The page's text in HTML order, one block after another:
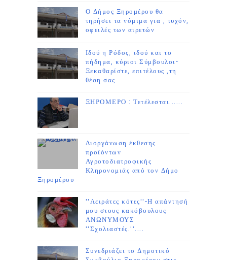
Ο Δήμος Ξηρομέρου θα
τηρήσει τα νόμιμα για , τυχόν,
οφειλές των αιρετών
Ιδού η Ρόδος, ιδού και το
πήδημα, κύριοι Σύμβουλοι-
Ξεκαθαρίστε, επιτέλους ,τη
θέση σας
ΞΗΡΟΜΕΡΟ : Τετέλεσται......
Διοργάνωση έκθεσης
προϊόντων
Αγροτοδιατροφικής
Κληρονομιάς από τον Δήμο
Ξηρομέρου
''Λειράτες κότες''-Η απάντησή
μου στους κακόβουλους
ΑΝΩΝΥΜΟΥΣ
''Σχολιαστές.''....
Συνεδριάζει το Δημοτικό